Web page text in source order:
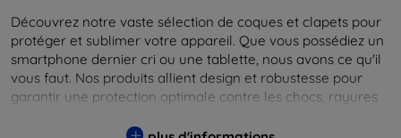
Découvrez notre vaste sélection de coques et clapets pour
protéger et sublimer votre appareil. Que vous possédiez un
smartphone dernier cri ou une tablette, nous avons ce qu'il
vous faut. Nos produits allient design et robustesse pour
garantir une protection optimale contre les chocs, rayures
allant des modèles élégants et minimalistes aux designs